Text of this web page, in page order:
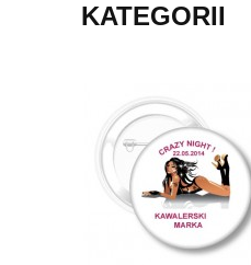
KATEGORII